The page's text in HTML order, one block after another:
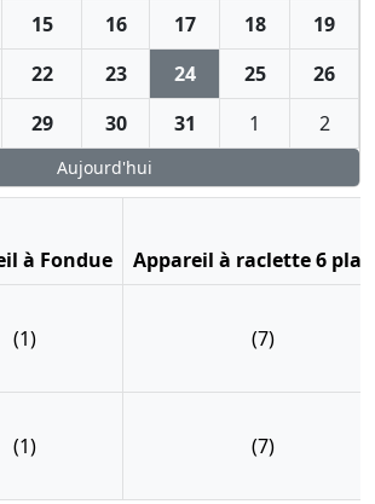
15 16 17 18
19
22 23 24 25
26
29 30 31 1 2
Aujourd'hui
à Fondue
Appareil à raclette 6
(1) (7)
(1) (7)